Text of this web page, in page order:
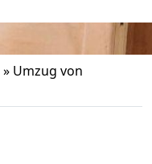
» Umzug von